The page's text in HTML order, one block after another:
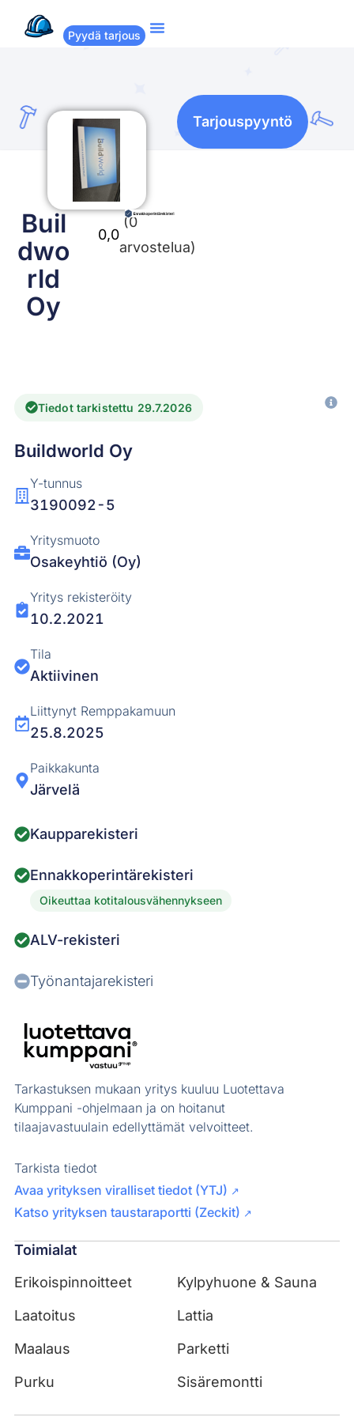
Pyydä tarjous
Buil
dwo
rld
Oy
0,0
(0
arvostelua)
Tarjouspyyntö
Tiedot tarkistettu 29.7.2026
Buildworld Oy
Y-tunnus
3190092-5
Yritysmuoto
Osakeyhtiö (Oy)
Yritys rekisteröity
10.2.2021
Tila
Aktiivinen
Liittynyt Remppakamuun
25.8.2025
Paikkakunta
Järvelä
Kaupparekisteri
Ennakkoperintärekisteri
Oikeuttaa kotitalousvähennykseen
ALV-rekisteri
Työnantajarekisteri
Tarkastuksen mukaan yritys kuuluu Luotettava
Kumppani -ohjelmaan ja on hoitanut
tilaajavastuulain edellyttämät velvoitteet.
Tarkista tiedot
Avaa yrityksen viralliset tiedot (YTJ) ↗
Katso yrityksen taustaraportti (Zeckit) ↗
Toimialat
Erikoispinnoitteet
Kylpyhuone & Sauna
Laatoitus
Lattia
Maalaus
Parketti
Purku
Sisäremontti